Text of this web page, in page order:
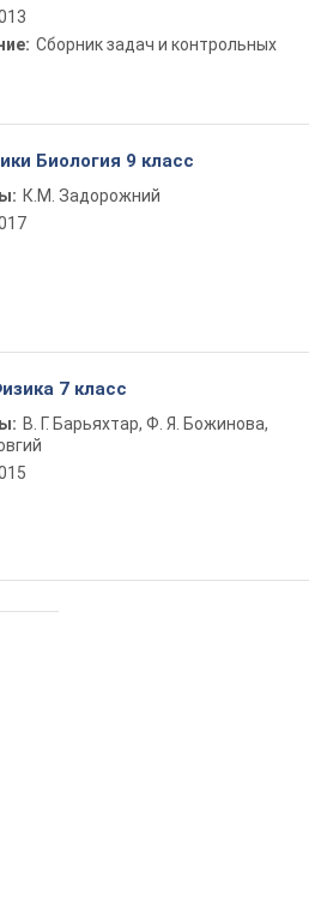
Сборник задач и контрольных
Биология 9 класс
К.М. Задорожний
7 класс
В. Г. Барьяхтар, Ф. Я. Божинова,